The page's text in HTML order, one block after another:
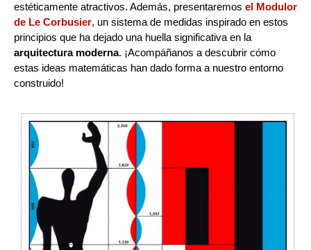
estéticamente atractivos. Además, presentaremos el Modulor
de Le Corbusier, un sistema de medidas inspirado en estos
principios que ha dejado una huella significativa en la
arquitectura moderna. ¡Acompáñanos a descubrir cómo
estas ideas matemáticas han dado forma a nuestro entorno
construido!